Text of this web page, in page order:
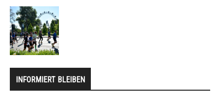
INFORMIERT BLEIBEN